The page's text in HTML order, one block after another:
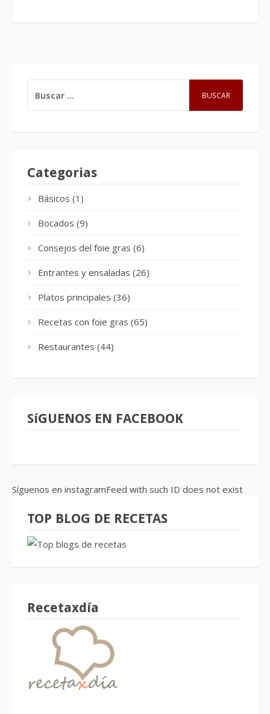
Categorias
Básicos (1)
Bocados (9)
Consejos del foie gras (6)
Entrantes y ensaladas (26)
Platos principales (36)
Recetas con foie gras (65)
Restaurantes (44)
SíGUENOS EN FACEBOOK
Síguenos en instagramFeed with such ID does not exist
TOP BLOG DE RECETAS
Recetaxdía